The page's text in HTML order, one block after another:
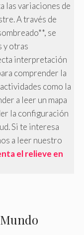
las variaciones de
A través de
se
y otras
interpretación
comprender la
como la
a leer un mapa
la configuración
Si te interesa
a leer nuestro
el relieve en